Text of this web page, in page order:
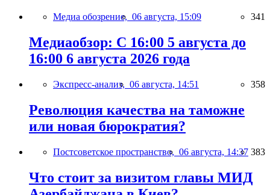
Медиа обозрение, 06 августа, 15:09 341
Медиаобзор: С 16:00 5 августа до
16:00 6 августа 2026 года
Экспресс-анализ, 06 августа, 14:51 358
Революция качества на таможне
или новая бюрократия?
Постсоветское пространство, 06 августа, 14:37 383
Что стоит за визитом главы МИД